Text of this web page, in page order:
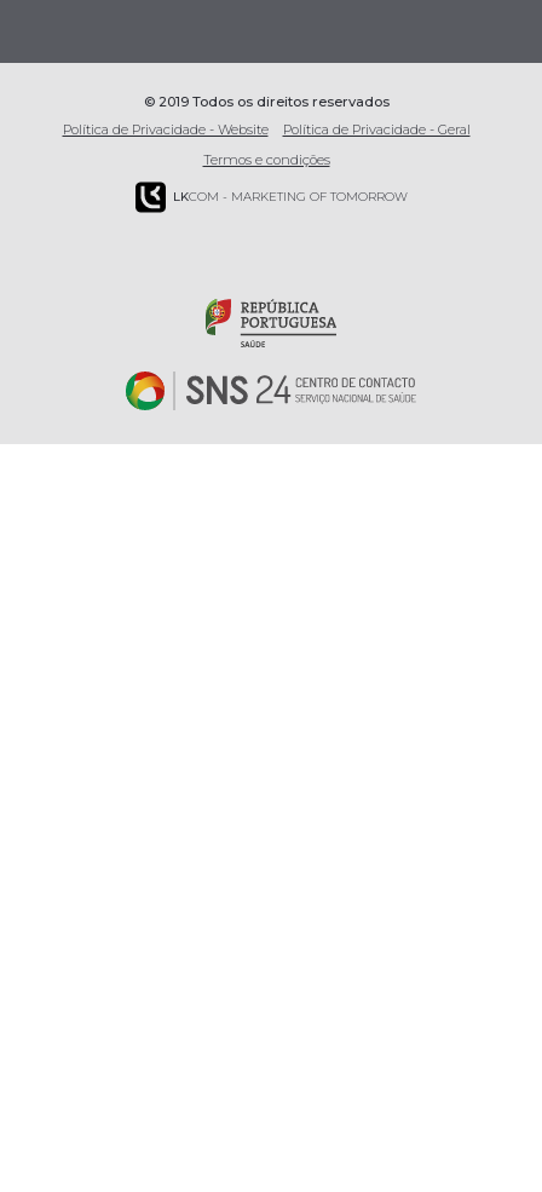
© 2019 Todos os direitos reservados
Política de Privacidade - Website
Política de Privacidade - Geral
Termos e condições
LKCOM - MARKETING OF TOMORROW